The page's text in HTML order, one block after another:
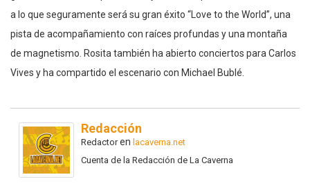
a lo que seguramente será su gran éxito “Love to the World”, una
pista de acompañamiento con raíces profundas y una montaña
de magnetismo. Rosita también ha abierto conciertos para Carlos
Vives y ha compartido el escenario con Michael Bublé.
Redacción
Redactoren lacaverna.net
Cuenta de la Redacción de La Caverna